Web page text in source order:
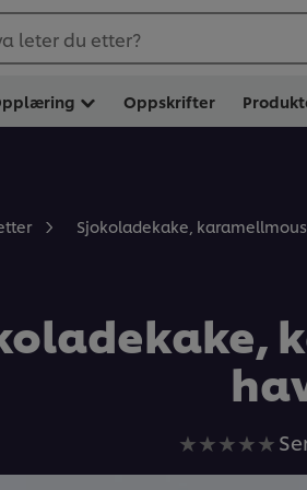
leter du etter?
Oppskrifter
Sjokoladekake,